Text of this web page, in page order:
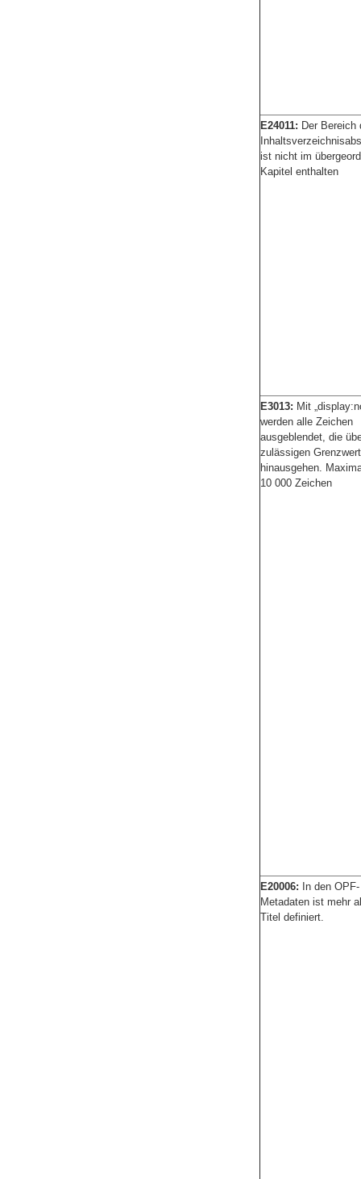
E24011: Der Bereich
ist nicht im
Kapitel enthalten
E3013: Mit
werden alle Zeichen
ausgeblendet, die
zulässigen Grenzwert
hinausgehen.
10 000 Zeichen
E20006: In den OPF-
Metadaten ist mehr
Titel definiert.